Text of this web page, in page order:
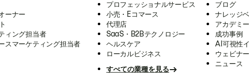
ーナー
ィング担当者
スマーケティング担当者
プロフェッショナルサービス
小売・Eコマース
代理店
SaaS・B2Bテクノロジー
ヘルスケア
ローカルビジネス
すべての業種を見る
ブログ
ナレッジ
アカデミー
成功事例
AI可視性
ウェビナー
ニュース